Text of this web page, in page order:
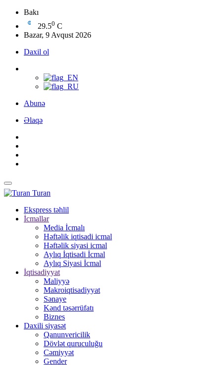
Bakı
29.50 C
Bazar, 9 Avqust 2026
Daxil ol
Abunə
Əlaqə
Turan
Ekspress təhlil
İcmallar
Media İcmalı
Həftəlik iqtisadi icmal
Həftəlik siyasi icmal
Aylıq İqtisadi İcmal
Aylıq Siyasi İcmal
İqtisadiyyat
Maliyyə
Makroiqtisadiyyat
Sənaye
Kənd təsərrüfatı
Biznes
Daxili siyasət
Qanunvericilik
Dövlət quruculuğu
Cəmiyyət
Gender